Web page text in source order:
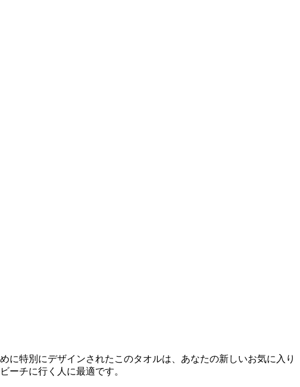
特別にデザインされたこのタオルは、あなたの新しいお気に入り
ーチに行く人に最適です。